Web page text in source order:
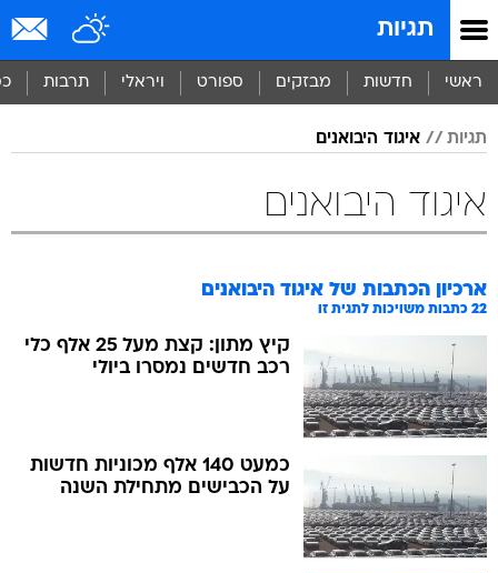
תגיות
ראשי חדשות מבזקים ספורט ויראלי תרבות
תגיות איגוד היבואנים
איגוד היבואנים
ארכיון הכתבות של איגוד היבואנים
22 כתבות משויכות לתגית זו
קיץ מתון: קצת מעל 25 אלף כלי
רכב חדשים נמסרו ביולי
כמעט 140 אלף מכוניות חדשות
על הכבישים מתחילת השנה